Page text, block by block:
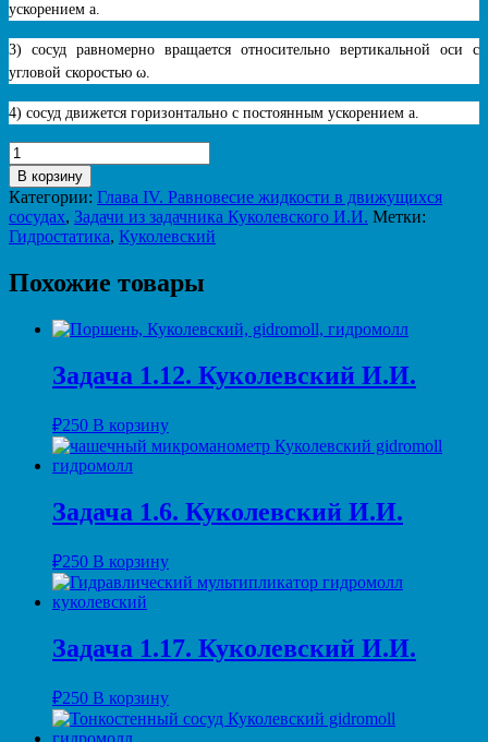
ускорением a.
3) сосуд равномерно вращается относительно вертикальной оси с
угловой скоростью ω.
4) сосуд движется горизонтально с постоянным ускорением a.
Количество
товара
Задача
4.20.
Куколевский
И.И.
В корзину
Категории: Глава IV. Равновесие жидкости в движущихся
сосудах, Задачи из задачника Куколевского И.И. Метки:
Гидростатика, Куколевский
Похожие товары
Задача 1.12. Куколевский И.И.
₽250 В корзину
Задача 1.6. Куколевский И.И.
₽250 В корзину
Задача 1.17. Куколевский И.И.
₽250 В корзину